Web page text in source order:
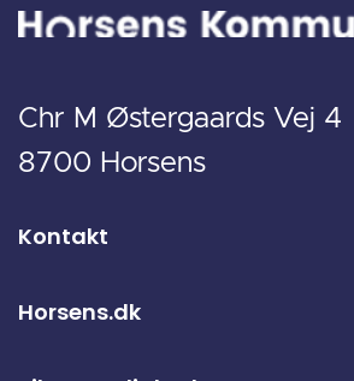
Chr M Østergaards Vej 4
8700 Horsens
Kontakt
Horsens.dk